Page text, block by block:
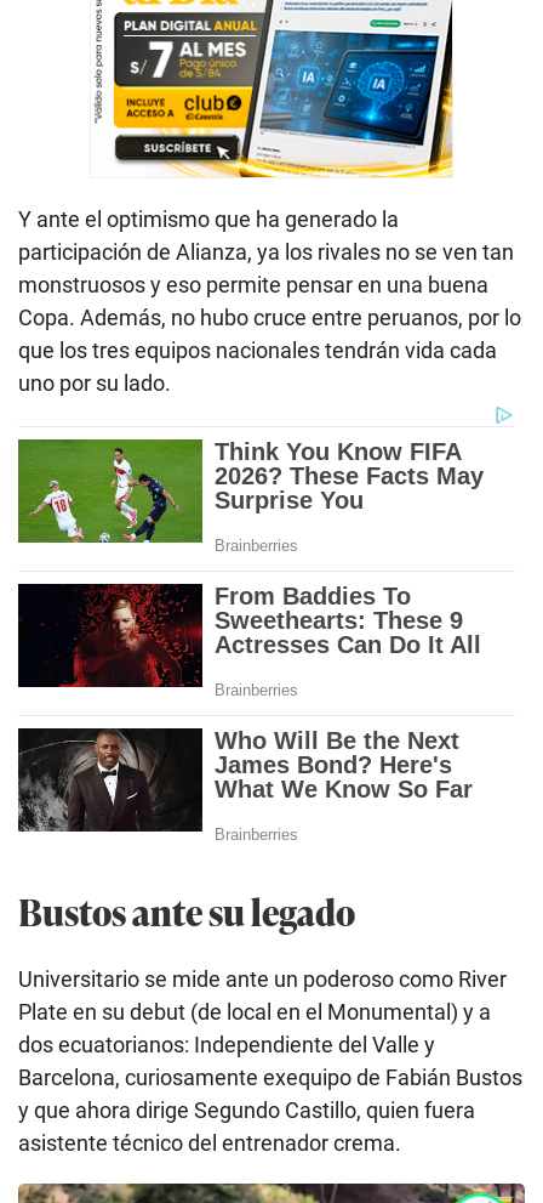
Y ante el optimismo que ha generado la
participación de Alianza, ya los rivales no se ven tan
monstruosos y eso permite pensar en una buena
Copa. Además, no hubo cruce entre peruanos, por lo
que los tres equipos nacionales tendrán vida cada
uno por su lado.
Bustos ante su legado
Universitario se mide ante un poderoso como River
Plate en su debut (de local en el Monumental) y a
dos ecuatorianos: Independiente del Valle y
Barcelona, curiosamente exequipo de Fabián Bustos
y que ahora dirige Segundo Castillo, quien fuera
asistente técnico del entrenador crema.